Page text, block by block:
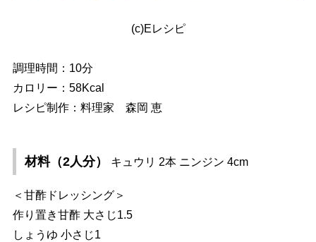
(c)Eレシピ
調理時間：10分
カロリー：58Kcal
レシピ制作：料理家 森岡 恵
材料（2人分） キュウリ 2本 ニンジン 4cm
＜甘酢ドレッシング＞
作り置き甘酢 大さじ1.5
しょうゆ 小さじ1